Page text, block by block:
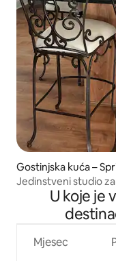
Gostinjska kuća –
Jedinstveni studio
U koje je
Mjesec